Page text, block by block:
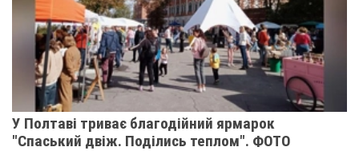
У Полтаві триває благодійний ярмарок
"Спаський двіж. Поділись теплом". ФОТО